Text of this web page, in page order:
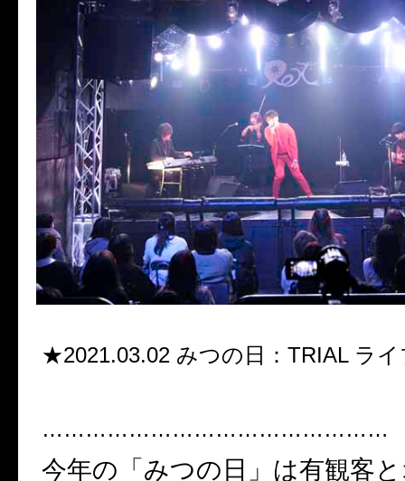
★2021.03.02 みつの日：TRIAL ラ
…………………………………………
今年の「みつの日」は有観客